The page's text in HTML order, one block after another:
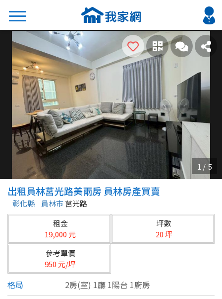
搜尋
熱門關鍵字
2026 台北降價好屋限量釋出
2026 新北降價好屋限量釋出
2026 台中降價好屋限量釋出
2026 台南降價好屋限量釋出
2026 高雄降價好屋限量釋出
縣市
不限
台北市
基隆市
新北市
宜蘭縣
區域
出租員林莒光路美兩房 員林房產買賣
彰化縣 員林市莒光路
租金
19,000 元
坪數
20 坪
參考單價
950 元/坪
格局
2房(室) 1廳 1陽台 1廚房